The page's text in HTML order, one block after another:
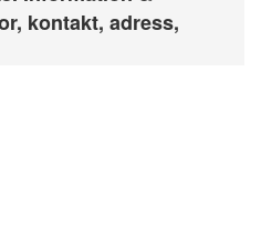
kontakt, adress,